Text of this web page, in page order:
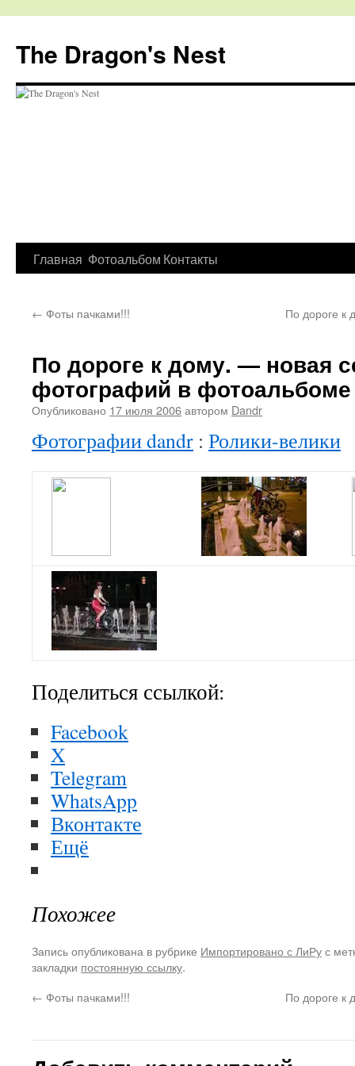
The Dragon's Nest
Перейти
содержимому
Главная Фотоальбом Контакты
← Фоты пачками!!! По дороге к
По дороге к дому. — новая
фотографий в фотоальбоме
Опубликовано 17 июля 2006автором Dandr
Фотографии dandr : Ролики-велики
Поделиться ссылкой:
Facebook
X
Telegram
WhatsApp
Вконтакте
Ещё
Похожее
Запись опубликована в рубрике Импортировано с ЛиРус
закладки постоянную ссылку.
← Фоты пачками!!! По дороге к